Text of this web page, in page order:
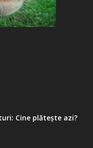
Cine plătește azi?